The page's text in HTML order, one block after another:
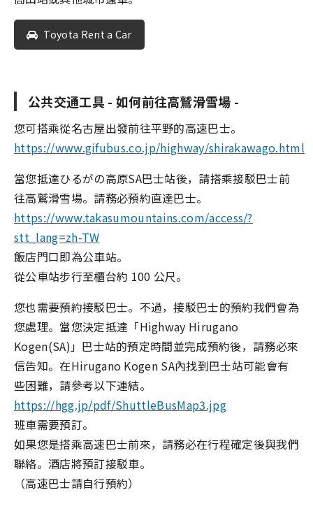
Toyota Rent a Car
公共交通工具 - 如何前往高鷲滑雪場 -
您可搭乘從名古屋出發前往平野的高速巴士。
https://www.gifubus.co.jp/highway/shirakawago.html
當您抵達ひるがの高原SA巴士站後，請搭乘接駁巴士前
往高鷲滑雪場。請務必預約直達巴士。
https://www.takasumountains.com/access/?
stt_lang=zh-TW
飯店門口即為公車站。
從公車站步行至櫃台約 100 公尺。
您也需要預約接駁巴士。不過，接駁巴士的預約我們會為
您處理。當您決定抵達「Highway Hirugano
Kogen(SA)」巴士站的預定時間並完成預約後，請務必來
信告知。在Hirugano Kogen SA內找到巴士站可能會有
些困難，請參考以下連結。
https://hgg.jp/pdf/ShuttleBusMap3.jpg
班車需要預訂。
如果您是搭乘高速巴士前來，請務必在行程確定後與我們
聯絡。酒店將預訂接駁車。
（高速巴士請自行預約）